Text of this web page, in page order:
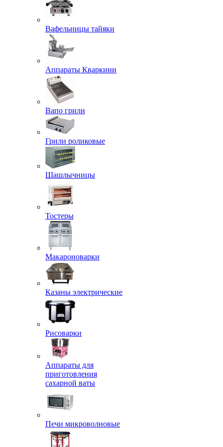
Вафельницы тайяки
Аппараты Кваркини
Вапо грили
Грили роликовые
Шашлычницы
Тостеры
Макароноварки
Казаны электрические
Рисоварки
Аппараты для
приготовления
сахарной ваты
Печи микроволновые